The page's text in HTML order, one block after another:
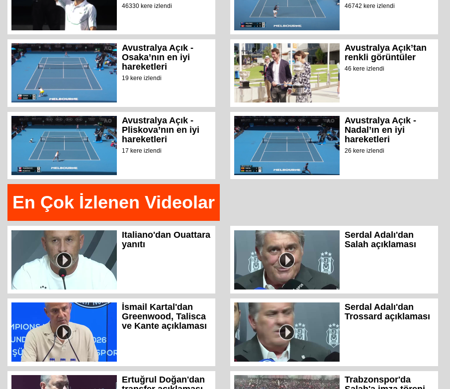
46330 kere izlendi 46742 kere izlendi
Avustralya Açık -
Osaka’nın en iyi
hareketleri
19 kere izlendi
Avustralya Açık’tan
renkli görüntüler
46 kere izlendi
Avustralya Açık -
Pliskova’nın en iyi
hareketleri
17 kere izlendi
Avustralya Açık -
Nadal’ın en iyi
hareketleri
26 kere izlendi
En Çok İzlenen Videolar
Italiano'dan Ouattara
yanıtı
Serdal Adalı'dan
Salah açıklaması
İsmail Kartal'dan
Greenwood, Talisca
ve Kante açıklaması
Serdal Adalı'dan
Trossard açıklaması
Ertuğrul Doğan'dan
Trabzonspor'da